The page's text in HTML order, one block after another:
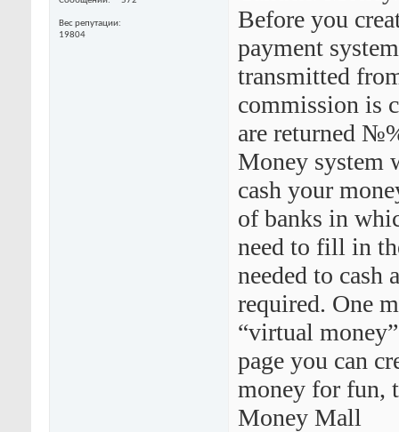
Вес репутации
19804
Before you
payment
transmitted
commission is
are returned
Money system
cash your
of banks in
need to fill in
needed to cash
required. One
“virtual
page you can
money for fun,
Money Mall